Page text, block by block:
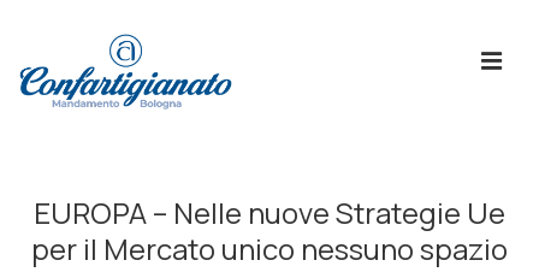
Principale
EUROPA – Nelle nuove Strategie Ue
per il Mercato unico nessuno spazio